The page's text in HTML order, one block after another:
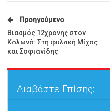
Προηγούμενο
Βιασμός 12χρονης στον
Κολωνό: Στη φυλακή Μίχος
και Σοφιανίδης
Διαβάστε Επίσης: